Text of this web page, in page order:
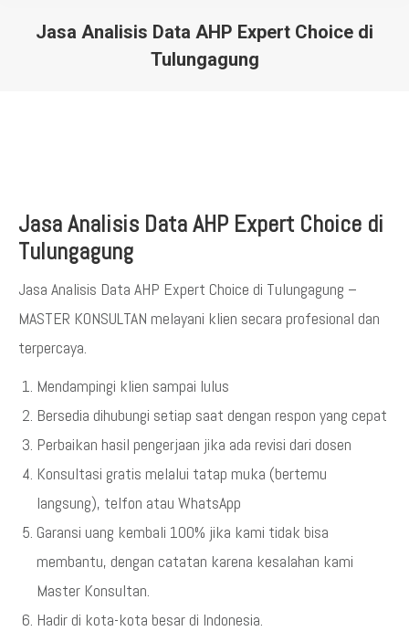
Jasa Analisis Data AHP Expert Choice di
Tulungagung
Jasa Analisis Data AHP Expert Choice di
Tulungagung
Jasa Analisis Data AHP Expert Choice di Tulungagung –
MASTER KONSULTAN melayani klien secara profesional dan
terpercaya.
Mendampingi klien sampai lulus
Bersedia dihubungi setiap saat dengan respon yang cepat
Perbaikan hasil pengerjaan jika ada revisi dari dosen
Konsultasi gratis melalui tatap muka (bertemu
langsung), telfon atau WhatsApp
Garansi uang kembali 100% jika kami tidak bisa
membantu, dengan catatan karena kesalahan kami
Master Konsultan.
Hadir di kota-kota besar di Indonesia.